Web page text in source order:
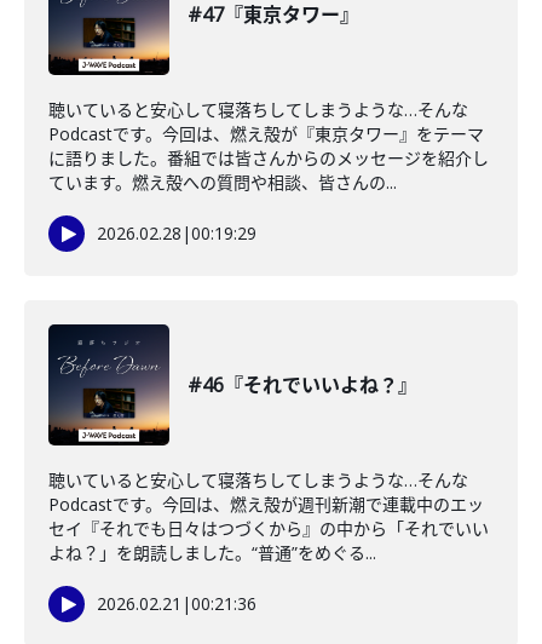
#47『東京タワー』
聴いていると安心して寝落ちしてしまうような…そんな
Podcastです。今回は、燃え殻が『東京タワー』をテーマ
に語りました。番組では皆さんからのメッセージを紹介し
ています。燃え殻への質問や相談、皆さんの...
2026.02.28 |00:19:29
#46『それでいいよね？』
聴いていると安心して寝落ちしてしまうような…そんな
Podcastです。今回は、燃え殻が週刊新潮で連載中のエッ
セイ『それでも日々はつづくから』の中から「それでいい
よね？」を朗読しました。“普通”をめぐる...
2026.02.21 |00:21:36